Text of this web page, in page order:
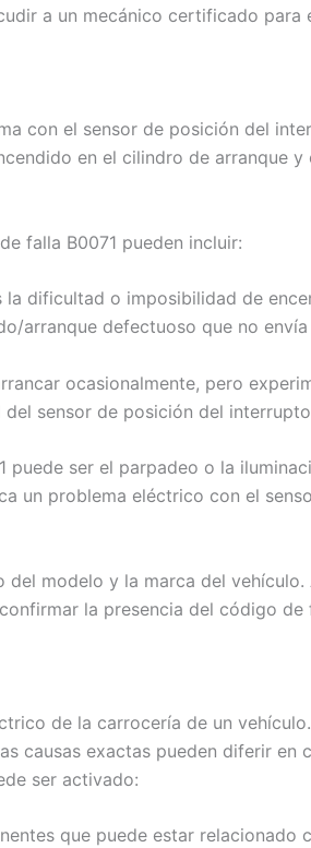
a un mecánico certificado para
con el sensor de posición del
en el cilindro de arranque
falla B0071 pueden incluir:
dificultad o imposibilidad de
arranque defectuoso que no envía
ocasionalmente, pero
sensor de posición del
ser el parpadeo o la
un problema eléctrico con el
modelo y la marca del vehículo.
la presencia del código de
de la carrocería de un
causas exactas pueden diferir en
ser activado:
que puede estar relacionado